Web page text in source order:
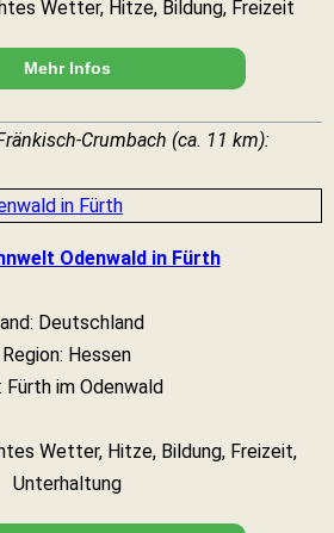
Wetter, Hitze, Bildung, Freizeit
Mehr Infos
Crumbach (ca. 11 km):
Odenwald in Fürth
Deutschland
Region: Hessen
Fürth im Odenwald
Wetter, Hitze, Bildung, Freizeit,
Unterhaltung